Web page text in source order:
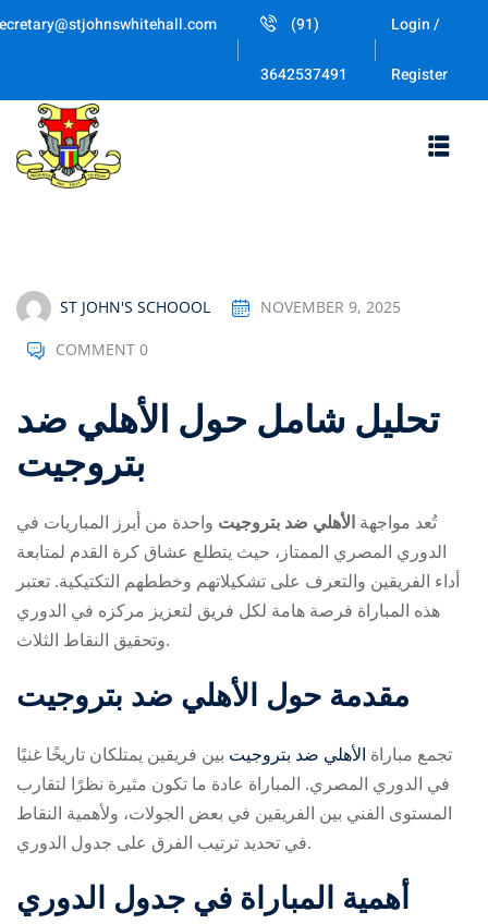
Skip
(91)
3642537491
Login /
Register
ST JOHN'S SCHOOOL NOVEMBER 9, 2025
COMMENT 0
تحليل شامل حول الأهلي ضد
بتروجيت
تُعد مواجهة الأهلي ضد بتروجيت واحدة من أبرز المباريات في
الدوري المصري الممتاز، حيث يتطلع عشاق كرة القدم لمتابعة
أداء الفريقين والتعرف على تشكيلاتهم وخططهم التكتيكية. تعتبر
هذه المباراة فرصة هامة لكل فريق لتعزيز مركزه في الدوري
وتحقيق النقاط الثلاث.
مقدمة حول الأهلي ضد بتروجيت
تجمع مباراة الأهلي ضد بتروجيت بين فريقين يمتلكان تاريخًا غنيًا
في الدوري المصري. المباراة عادة ما تكون مثيرة نظرًا لتقارب
المستوى الفني بين الفريقين في بعض الجولات، ولأهمية النقاط
في تحديد ترتيب الفرق على جدول الدوري.
أهمية المباراة في جدول الدوري